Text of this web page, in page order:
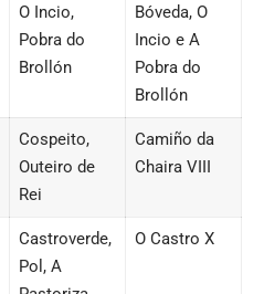
O Incio,
Pobra do
Brollón
Bóveda, O
Incio e A
Pobra do
Brollón
Cospeito,
Outeiro de
Rei
Camiño da
Chaira VIII
Castroverde,
Pol, A
O Castro X